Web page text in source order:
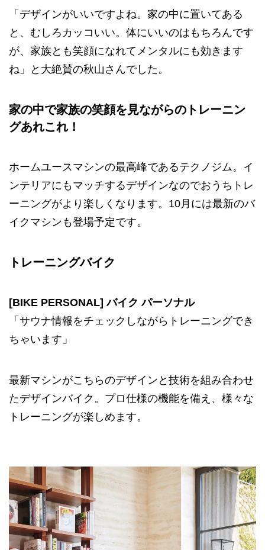
「デザインがいいですよね。家の中に置いてある
と、むしろカッコいい。体にいいのはもちろんです
が、家族とも笑顔になれてメンタルにも効きます
ね」と大絶賛の秋山さんでした。
家の中で家族の笑顔を見ながらのトレーニン
グあれこれ！
ホームユースマシンの最高峰であるテクノジム。イ
ンテリアにもマッチするデザインなのでおうちトレ
ーニングがより楽しくなります。10月には最新のバ
イクマシンも登場予定です。
トレーニングバイク
[BIKE PERSONAL] バイク パーソナル
「サウナ情報をチェックしながらトレーニングでき
ちゃいます」
最新マシンがこちらのデザインと技術を組み合わせ
たデザインバイク。プロ仕様の機能を備え、様々な
トレーニングが楽しめます。